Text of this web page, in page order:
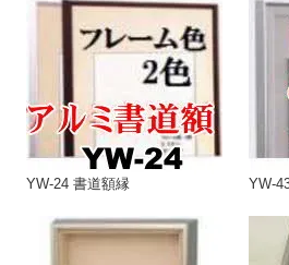
YW-24 書道額縁 YW-